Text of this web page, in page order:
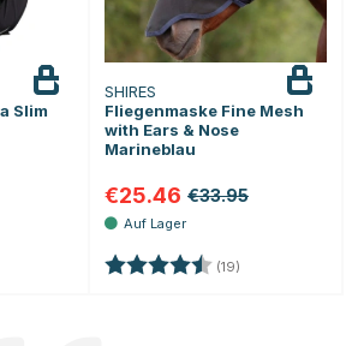
Slim
4.8 von 5 Sternen
SHIRES
Fliegenmaske Fine Mesh
with Ears & Nose
Marineblau
€25.46 €33.95
Bewertung: (19)